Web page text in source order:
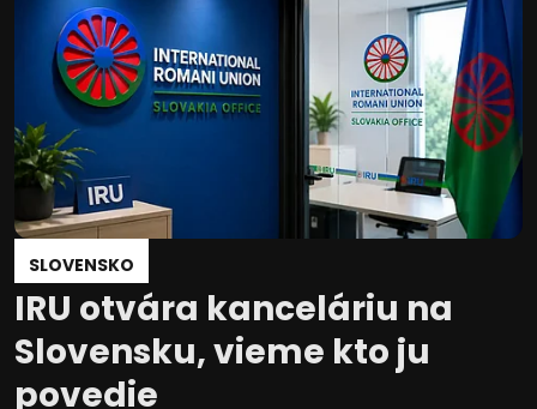
SLOVENSKO
IRU otvára kanceláriu na
Slovensku, vieme kto ju
povedie